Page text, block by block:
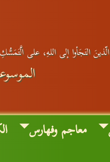
التَجَأوا إلى اللهِ، على
معاجم وفهارس